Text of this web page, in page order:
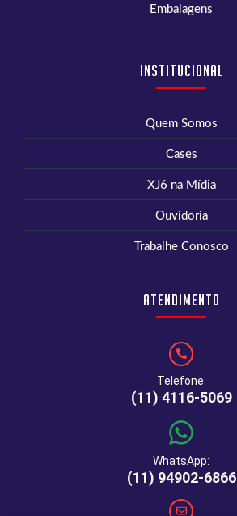
Embalagens
Institucional
Quem Somos
Cases
XJ6 na Mídia
Ouvidoria
Trabalhe Conosco
Atendimento
Telefone:
(11) 4116-5069
WhatsApp:
(11) 94902-6866